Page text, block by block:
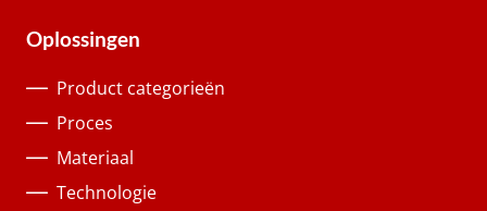
Oplossingen
Product categorieën
Proces
Materiaal
Technologie